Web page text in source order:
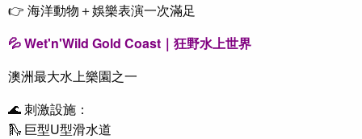
👉 海洋動物＋娛樂表演一次滿足
💦 Wet'n'Wild Gold Coast｜狂野水上世界
澳洲最大水上樂園之一
🌊 刺激設施：
🛝 巨型U型滑水道